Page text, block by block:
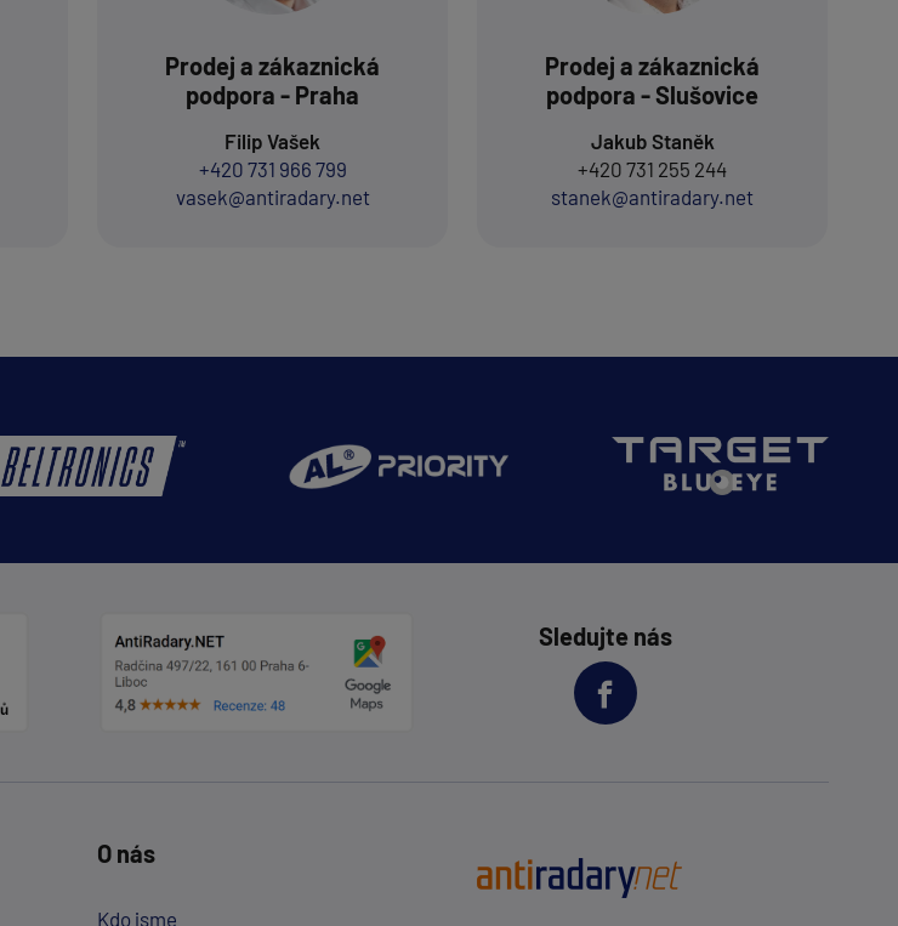
Prodej a zákaznická
podpora - Praha
Filip Vašek
+420 731 966 799
vasek@antiradary.net
Prodej a zákaznická
podpora - Slušovice
Jakub Staněk
+420 731 255 244
stanek@antiradary.net
Sledujte nás
O nás
Kdo jsme